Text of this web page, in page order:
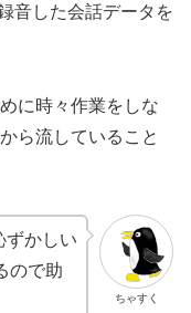
音した会話データを
に時々作業をしな
ら流していること
ちゃすく
ずかしい
ので助